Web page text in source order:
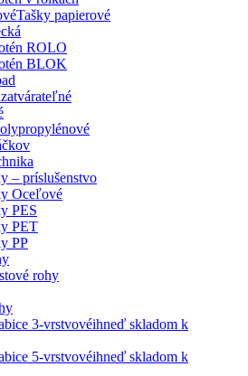
Tašky papierové
ROLO
BLOK
– príslušenstvo
Oceľové
PES
PET
PP
rohy
3-vrstvovéihneď skladom k
5-vrstvovéihneď skladom k